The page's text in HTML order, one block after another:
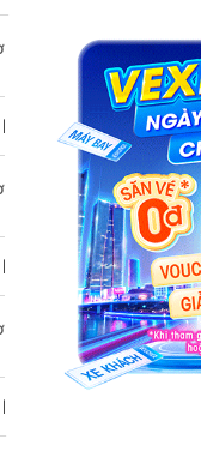
Đoạn đường đi Tuy
Mỗi ngày có bao
Trung bình mỗi ngày
Nhà xe đi Nghệ
Chuyến xe có giờ
Nhà xe đi Tuy